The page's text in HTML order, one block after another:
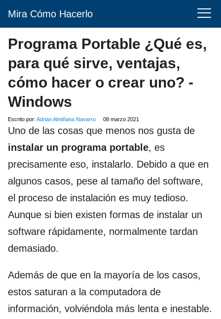
Mira Cómo Hacerlo
Programa Portable ¿Qué es,
para qué sirve, ventajas,
cómo hacer o crear uno? -
Windows
Escrito por: Adrian Almiñana Navarro 08 marzo 2021
Uno de las cosas que menos nos gusta de
instalar un programa portable, es
precisamente eso, instalarlo. Debido a que en
algunos casos, pese al tamaño del software,
el proceso de instalación es muy tedioso.
Aunque si bien existen formas de instalar un
software rápidamente, normalmente tardan
demasiado.
Además de que en la mayoría de los casos,
estos saturan a la computadora de
información, volviéndola más lenta e inestable.